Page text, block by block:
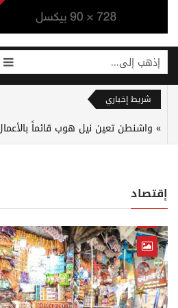
إذهب إلى...
شريط إخباري
واشنطن تعين نيل هوب قائماً
إقتصاد